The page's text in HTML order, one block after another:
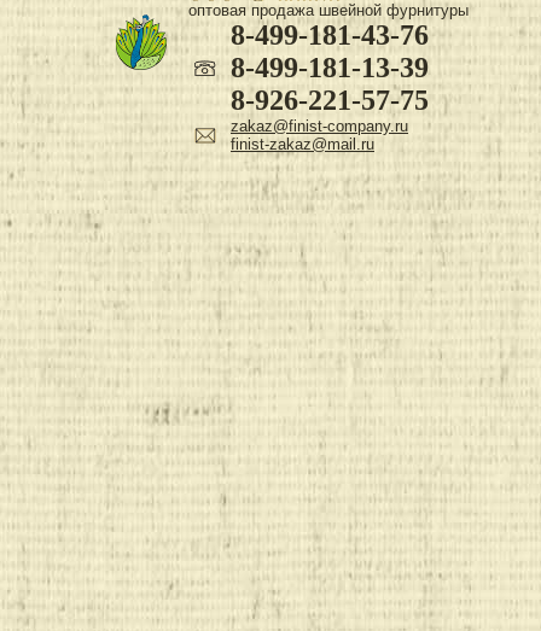
оптовая продажа швейной фурнитуры
8-499-181-43-76
8-499-181-13-39
8-926-221-57-75
zakaz@finist-company.ru
finist-zakaz@mail.ru